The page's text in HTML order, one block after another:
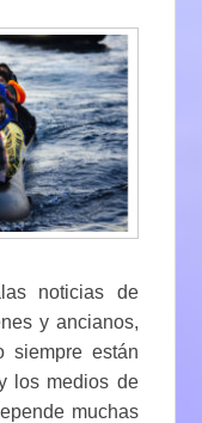
noticias de
y ancianos,
siempre están
los medios de
muchas